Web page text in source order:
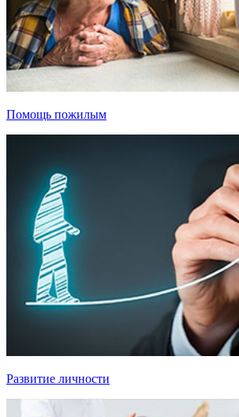
Помощь пожилым
Развитие личности